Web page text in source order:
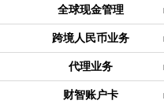
全球现金管理
跨境人民币业务
代理业务
财智账户卡